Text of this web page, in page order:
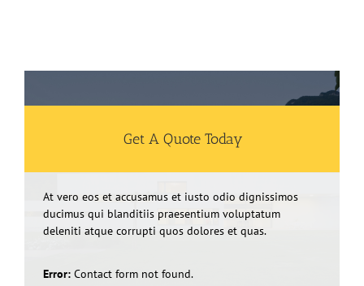
Get A Quote Today
At vero eos et accusamus et iusto odio dignissimos
ducimus qui blanditiis praesentium voluptatum
deleniti atque corrupti quos dolores et quas.
Error: Contact form not found.